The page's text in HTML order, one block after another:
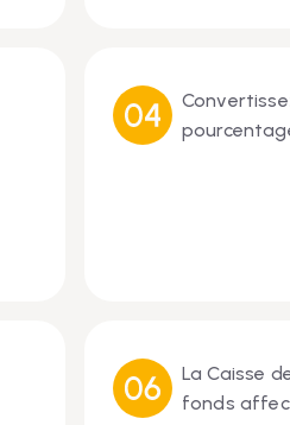
La Caisse
fonds